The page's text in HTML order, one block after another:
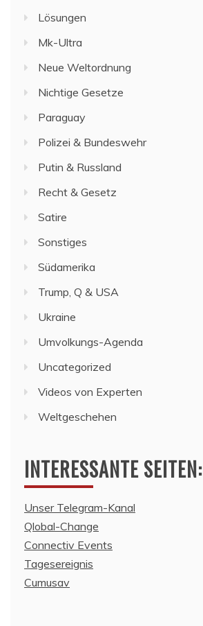
Lösungen
Mk-Ultra
Neue Weltordnung
Nichtige Gesetze
Paraguay
Polizei & Bundeswehr
Putin & Russland
Recht & Gesetz
Satire
Sonstiges
Südamerika
Trump, Q & USA
Ukraine
Umvolkungs-Agenda
Uncategorized
Videos von Experten
Weltgeschehen
INTERESSANTE SEITEN:
Unser Telegram-Kanal
Qlobal-Change
Connectiv Events
Tagesereignis
Cumusav